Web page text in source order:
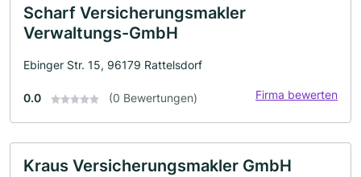
Scharf Versicherungsmakler
Verwaltungs-GmbH
Ebinger Str. 15, 96179 Rattelsdorf
0.0 (0 Bewertungen) Firma bewerten
Kraus Versicherungsmakler GmbH